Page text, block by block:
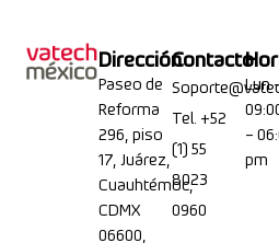
Dirección
Paseo de
Reforma
296, piso
17, Juárez,
Cuauhtémoc,
CDMX
06600,
Contacto
Tel. +52
(1) 55
8023
0960
Lun
–
pm